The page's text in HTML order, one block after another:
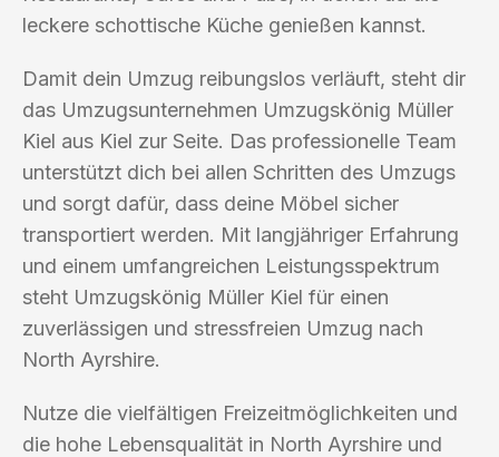
leckere schottische Küche genießen kannst.
Damit dein Umzug reibungslos verläuft, steht dir
das Umzugsunternehmen Umzugskönig Müller
Kiel aus Kiel zur Seite. Das professionelle Team
unterstützt dich bei allen Schritten des Umzugs
und sorgt dafür, dass deine Möbel sicher
transportiert werden. Mit langjähriger Erfahrung
und einem umfangreichen Leistungsspektrum
steht Umzugskönig Müller Kiel für einen
zuverlässigen und stressfreien Umzug nach
North Ayrshire.
Nutze die vielfältigen Freizeitmöglichkeiten und
die hohe Lebensqualität in North Ayrshire und